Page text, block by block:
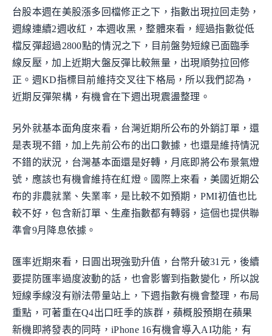
台股本週在美股漲多回檔修正之下，指數出現拉回走勢，
週線連續2週收紅，本週收黑，整體來看，經過指數從低
檔反彈超過2800點的情況之下，目前盤勢短線已面臨季
線反壓，加上近期大盤反彈比較無量，出現順勢拉回修
正。週KD指標目前維持交叉往下格局，所以我們認為，
近期反彈架構，有機會在下週出現震盪整理。
另外就基本面角度來看，台灣近期所公布的外銷訂單，還
是表現不錯，加上先前公布的出口數據，也還是維持情況
不錯的狀況，台灣基本面還是好轉，月底即將公布景氣燈
號，應該也有機會維持在紅燈。國際上來看，美國近期公
布的非農就業、失業率，是比較不如預期，PMI初值也比
較不好，包含新訂單、生產指數都有轉弱，這個也提供聯
準會9月降息依據。
匯率近期來看，日圓出現強勁升值，台幣升破31元，後續
要提防匯率過度波動的話，也會影響到指數變化，所以說
短線季線沒有辦法帶量站上，下週指數有機會整理，布局
重點，可著重在Q4出口旺季的族群，蘋概股預期在蘋果
新機即將發表的同時，iPhone 16有機會導入AI功能，有